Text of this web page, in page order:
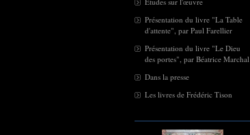
Présentation du livre "La Table
d'attente", par Paul Farellier
Présentation du livre "Le Dieu
des portes", par Béatrice Marchal
Dans la presse
Les livres de Frédéric Tison